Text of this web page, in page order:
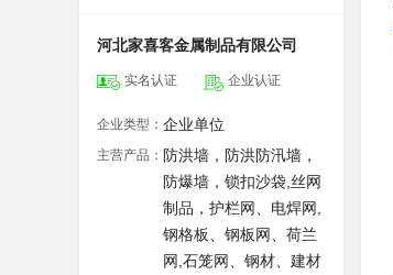
河北家喜客金属制品有限公司
实名认证 企业认证
企业类型： 企业单位
主营产品： 防洪墙，防洪防汛墙，
防爆墙，锁扣沙袋,丝网
制品，护栏网、电焊网,
钢格板、钢板网、荷兰
网,石笼网、钢材、建材